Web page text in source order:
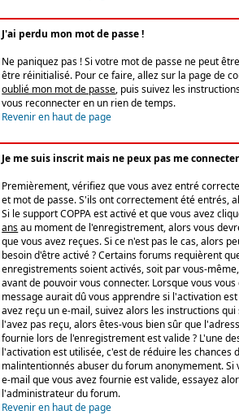
J'ai perdu mon mot de passe !
Ne paniquez pas ! Si votre mot de passe ne peut
être réinitialisé. Pour ce faire, allez sur la page de
oublié mon mot de passe, puis suivez les
vous reconnecter en un rien de temps.
Revenir en haut de page
Je me suis inscrit mais ne peux pas me
Premièrement, vérifiez que vous avez entré
et mot de passe. S'ils ont correctement été entrés,
Si le support COPPA est activé et que vous avez
ansau moment de l'enregistrement, alors vous
que vous avez reçues. Si ce n'est pas le cas, alors
besoin d'être activé ? Certains forums requièrent
enregistrements soient activés, soit par vous-
avant de pouvoir vous connecter. Lorsque vous
message aurait dû vous apprendre si l'activation
avez reçu un e-mail, suivez alors les instructions
l'avez pas reçu, alors êtes-vous bien sûr que
fournie lors de l'enregistrement est valide ? L'une
l'activation est utilisée, c'est de réduire les chances
malintentionnés abuser du forum anonymement. Si
e-mail que vous avez fournie est valide, essayez
l'administrateur du forum.
Revenir en haut de page